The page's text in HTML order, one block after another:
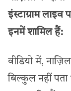
इंस्टाग्राम
इनमें शामिल हैं:
वीडियो में,
बिल्कुल नहीं पता